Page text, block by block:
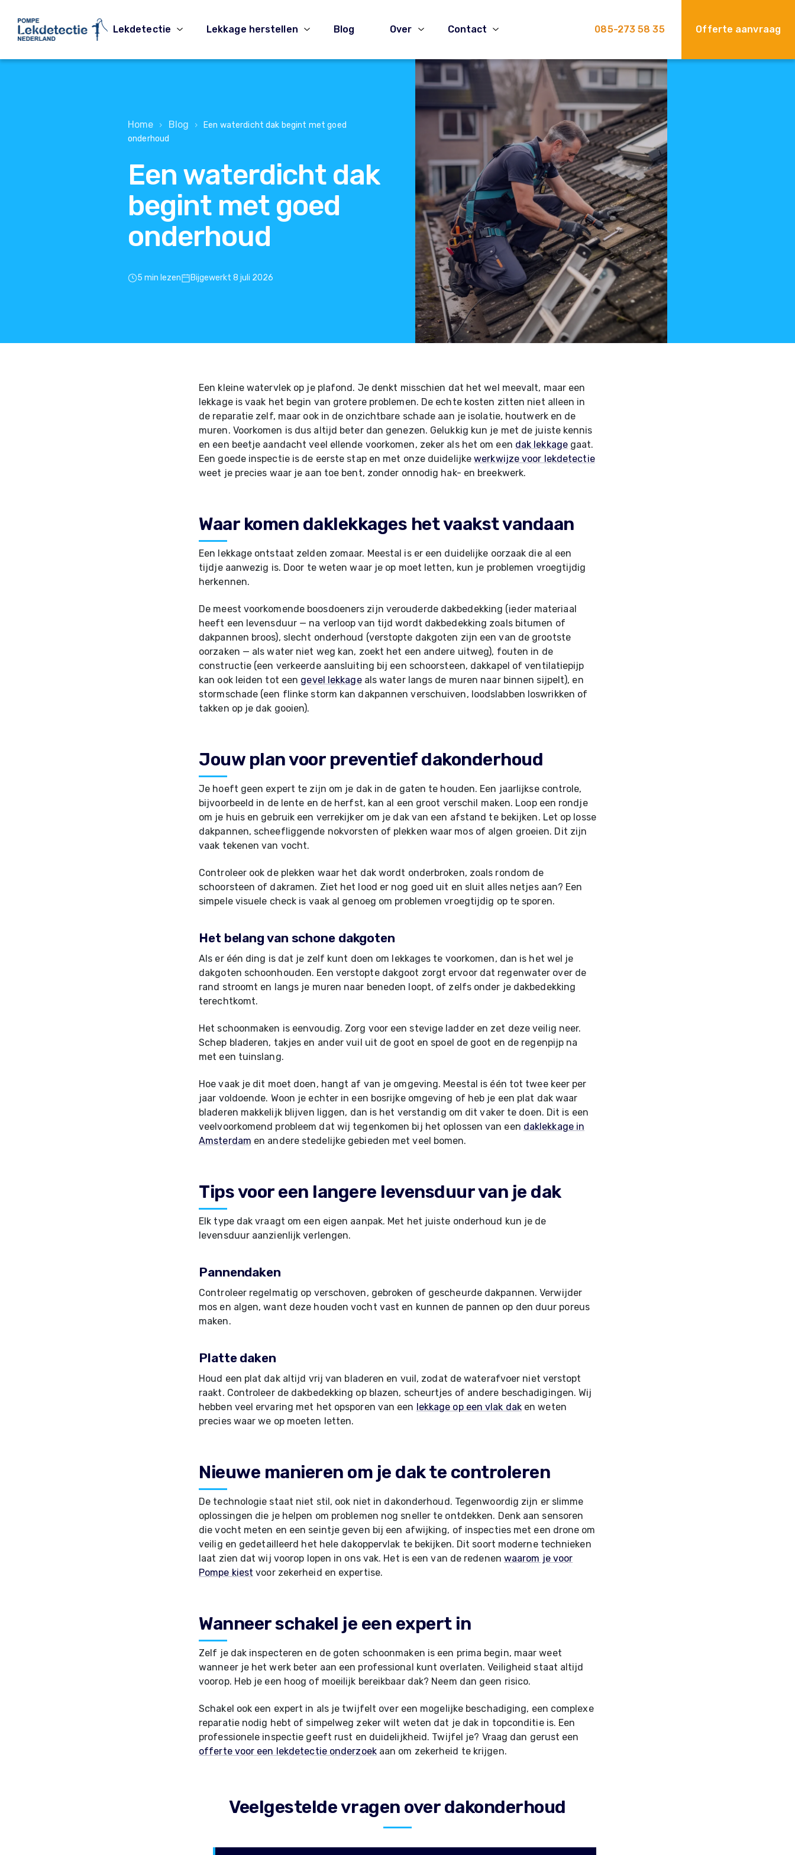
Lekdetectie Lekkage herstellen Blog Over Contact 085-273 58 35 Offerte aanvraag
Home › Blog ›
Een waterdicht dak begint met goed
onderhoud
Een waterdicht dak
begint met goed
onderhoud
5 min lezen Bijgewerkt 8 juli 2026
Een kleine watervlek op je plafond. Je denkt misschien dat het wel meevalt, maar een
lekkage is vaak het begin van grotere problemen. De echte kosten zitten niet alleen in
de reparatie zelf, maar ook in de onzichtbare schade aan je isolatie, houtwerk en de
muren. Voorkomen is dus altijd beter dan genezen. Gelukkig kun je met de juiste kennis
en een beetje aandacht veel ellende voorkomen, zeker als het om een dak lekkagegaat.
Een goede inspectie is de eerste stap en met onze duidelijkewerkwijze voor lekdetectie
weet je precies waar je aan toe bent, zonder onnodig hak- en breekwerk.
Waar komen daklekkages het vaakst vandaan
Een lekkage ontstaat zelden zomaar. Meestal is er een duidelijke oorzaak die al een
tijdje aanwezig is. Door te weten waar je op moet letten, kun je problemen vroegtijdig
herkennen.
De meest voorkomende boosdoeners zijn verouderde dakbedekking (ieder materiaal
heeft een levensduur — na verloop van tijd wordt dakbedekking zoals bitumen of
dakpannen broos), slecht onderhoud (verstopte dakgoten zijn een van de grootste
oorzaken — als water niet weg kan, zoekt het een andere uitweg), fouten in de
constructie (een verkeerde aansluiting bij een schoorsteen, dakkapel of ventilatiepijp
kan ook leiden tot een gevel lekkageals water langs de muren naar binnen sijpelt), en
stormschade (een flinke storm kan dakpannen verschuiven, loodslabben loswrikken of
takken op je dak gooien).
Jouw plan voor preventief dakonderhoud
Je hoeft geen expert te zijn om je dak in de gaten te houden. Een jaarlijkse controle,
bijvoorbeeld in de lente en de herfst, kan al een groot verschil maken. Loop een rondje
om je huis en gebruik een verrekijker om je dak van een afstand te bekijken. Let op losse
dakpannen, scheefliggende nokvorsten of plekken waar mos of algen groeien. Dit zijn
vaak tekenen van vocht.
Controleer ook de plekken waar het dak wordt onderbroken, zoals rondom de
schoorsteen of dakramen. Ziet het lood er nog goed uit en sluit alles netjes aan? Een
simpele visuele check is vaak al genoeg om problemen vroegtijdig op te sporen.
Het belang van schone dakgoten
Als er één ding is dat je zelf kunt doen om lekkages te voorkomen, dan is het wel je
dakgoten schoonhouden. Een verstopte dakgoot zorgt ervoor dat regenwater over de
rand stroomt en langs je muren naar beneden loopt, of zelfs onder je dakbedekking
terechtkomt.
Het schoonmaken is eenvoudig. Zorg voor een stevige ladder en zet deze veilig neer.
Schep bladeren, takjes en ander vuil uit de goot en spoel de goot en de regenpijp na
met een tuinslang.
Hoe vaak je dit moet doen, hangt af van je omgeving. Meestal is één tot twee keer per
jaar voldoende. Woon je echter in een bosrijke omgeving of heb je een plat dak waar
bladeren makkelijk blijven liggen, dan is het verstandig om dit vaker te doen. Dit is een
veelvoorkomend probleem dat wij tegenkomen bij het oplossen van een daklekkage in
Amsterdam en andere stedelijke gebieden met veel bomen.
Tips voor een langere levensduur van je dak
Elk type dak vraagt om een eigen aanpak. Met het juiste onderhoud kun je de
levensduur aanzienlijk verlengen.
Pannendaken
Controleer regelmatig op verschoven, gebroken of gescheurde dakpannen. Verwijder
mos en algen, want deze houden vocht vast en kunnen de pannen op den duur poreus
maken.
Platte daken
Houd een plat dak altijd vrij van bladeren en vuil, zodat de waterafvoer niet verstopt
raakt. Controleer de dakbedekking op blazen, scheurtjes of andere beschadigingen. Wij
hebben veel ervaring met het opsporen van een lekkage op een vlak daken weten
precies waar we op moeten letten.
Nieuwe manieren om je dak te controleren
De technologie staat niet stil, ook niet in dakonderhoud. Tegenwoordig zijn er slimme
oplossingen die je helpen om problemen nog sneller te ontdekken. Denk aan sensoren
die vocht meten en een seintje geven bij een afwijking, of inspecties met een drone om
veilig en gedetailleerd het hele dakoppervlak te bekijken. Dit soort moderne technieken
laat zien dat wij voorop lopen in ons vak. Het is een van de redenen waarom je voor
Pompe kiest voor zekerheid en expertise.
Wanneer schakel je een expert in
Zelf je dak inspecteren en de goten schoonmaken is een prima begin, maar weet
wanneer je het werk beter aan een professional kunt overlaten. Veiligheid staat altijd
voorop. Heb je een hoog of moeilijk bereikbaar dak? Neem dan geen risico.
Schakel ook een expert in als je twijfelt over een mogelijke beschadiging, een complexe
reparatie nodig hebt of simpelweg zeker wilt weten dat je dak in topconditie is. Een
professionele inspectie geeft rust en duidelijkheid. Twijfel je? Vraag dan gerust een
offerte voor een lekdetectie onderzoekaan om zekerheid te krijgen.
Veelgestelde vragen over dakonderhoud